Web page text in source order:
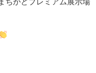
ちかどプレミアム展示場